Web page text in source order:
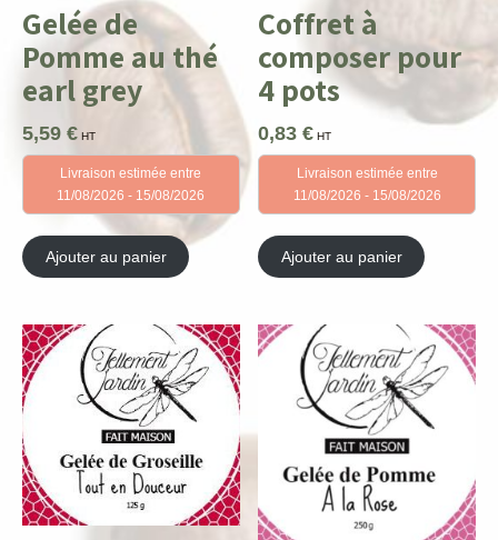
Gelée de
Pomme au thé
earl grey
5,59 € HT
Livraison estimée entre
11/08/2026 - 15/08/2026
Ajouter au panier
Coffret à
composer pour
4 pots
0,83€ HT
Livraison estimée entre
11/08/2026 - 15/08/2026
Ajouter au panier